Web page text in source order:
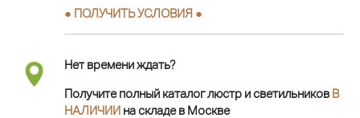
● ПОЛУЧИТЬ УСЛОВИЯ ●
Нет времени ждать?
Получите полный каталог люстр и светильников В
НАЛИЧИИ на складе в Москве